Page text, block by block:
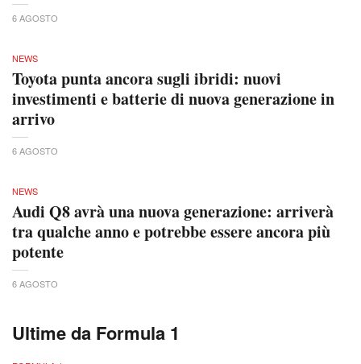
6 AGOSTO
NEWS
Toyota punta ancora sugli ibridi: nuovi
investimenti e batterie di nuova generazione in
arrivo
6 AGOSTO
NEWS
Audi Q8 avrà una nuova generazione: arriverà
tra qualche anno e potrebbe essere ancora più
potente
6 AGOSTO
Ultime da Formula 1